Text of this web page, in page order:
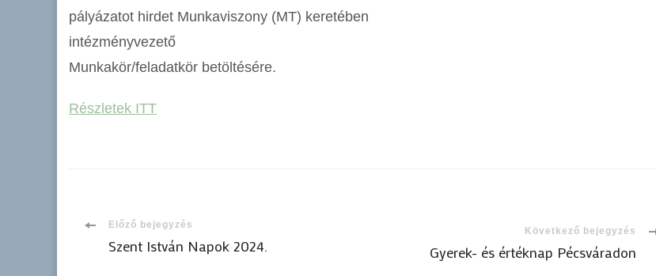
pályázatot hirdet Munkaviszony (MT) keretében
intézményvezető
Munkakör/feladatkör betöltésére.
Részletek ITT
Bejegyzések
Előző bejegyzés
Szent István Napok 2024.
Következő bejegyzés
Gyerek- és értéknap Pécsváradon